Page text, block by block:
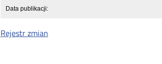
Data publikacji:
Rejestr zmian